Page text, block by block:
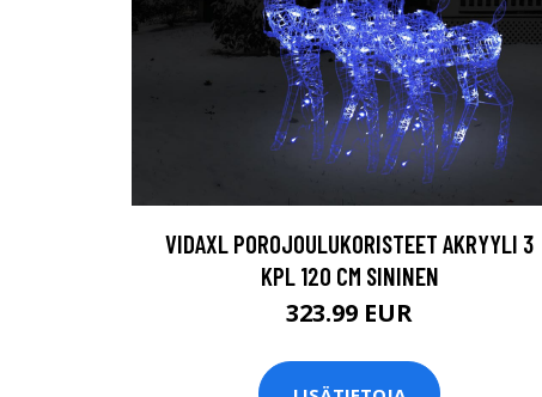
VIDAXL POROJOULUKORISTEET AKRYYLI 3
KPL 120 CM SININEN
323.99 EUR